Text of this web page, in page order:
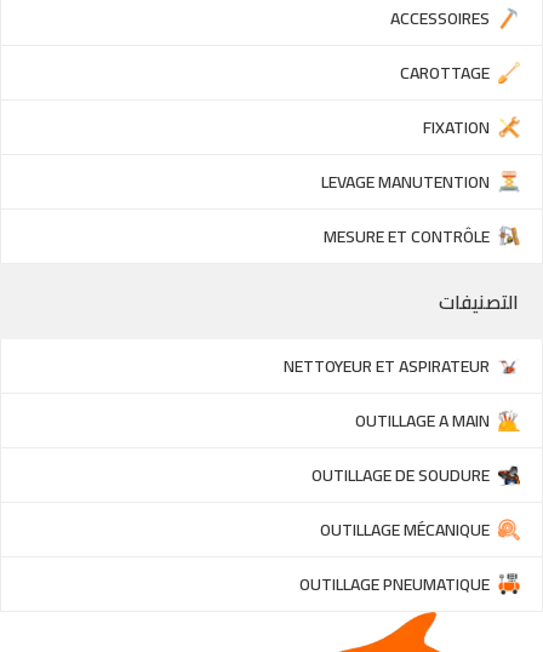
ACCESSOIRES
CAROTTAGE
FIXATION
LEVAGE MANUTENTION
MESURE ET CONTRÔLE
التصنيفات
NETTOYEUR ET ASPIRATEUR
OUTILLAGE A MAIN
OUTILLAGE DE SOUDURE
OUTILLAGE MÉCANIQUE
OUTILLAGE PNEUMATIQUE